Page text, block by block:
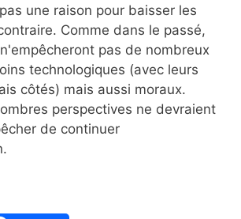
une raison pour baisser les
Comme dans le passé,
pas de nombreux
technologiques (avec leurs
côtés) mais aussi moraux.
perspectives ne devraient
de continuer